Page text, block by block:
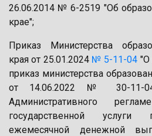
26.06.2014 № 6-2519 "Об
крае";
Приказ Министерства
края от 25.01.2024 № 5-11-04 "О
приказ министерства
от 14.06.2022 № 30-11-
Административного
государственной услуги
ежемесячной денежной